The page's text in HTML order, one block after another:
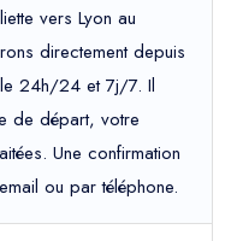
vers Lyon au
directement depuis
24h/24 et 7j/7. Il
de départ, votre
Une confirmation
ou par téléphone.